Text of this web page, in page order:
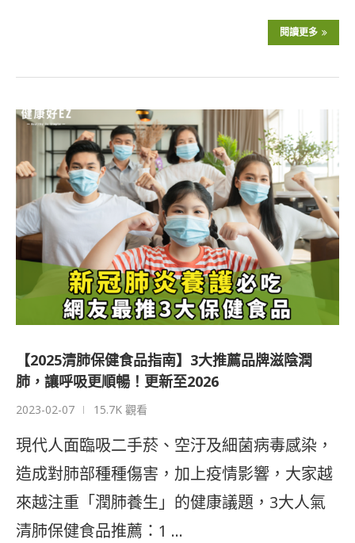
閱讀更多
【2025清肺保健食品指南】3大推薦品牌滋陰潤
肺，讓呼吸更順暢！更新至2026
2023-02-07 15.7K 觀看
現代人面臨吸二手菸、空汙及細菌病毒感染，
造成對肺部種種傷害，加上疫情影響，大家越
來越注重「潤肺養生」的健康議題，3大人氣
清肺保健食品推薦：1 …